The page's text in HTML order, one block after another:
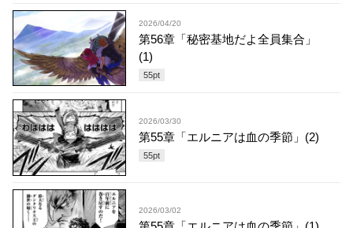
2026/04/20
第56章「秘密基地だよ全員集合」
(1)
55pt
2026/03/30
第55章「エルニアは血の季節」(2)
55pt
2026/03/02